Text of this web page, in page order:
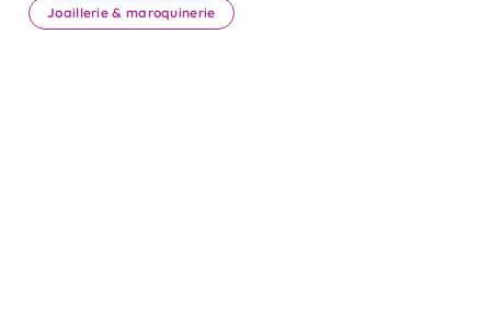
Joaillerie & maroquinerie